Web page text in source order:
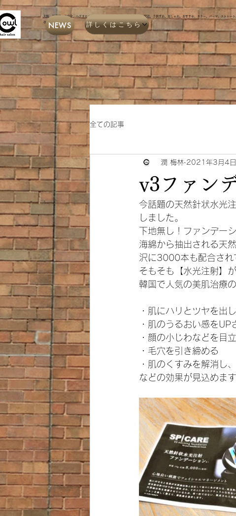
大阪、福島区、美容室、ヘアサロン、プライベートサロン、マンツーマン、駅近、子供ずれ、おしゃれ、おすすめ、カラー、パーマ、ストレート
改善、ヘッドスパ
NEWS 詳しくはこちら
全ての記事
v3ファン
潤 梅林 2021年3月4日
今話題の天然針状水光
しました。
下地無し！ファンデー
海綿から抽出される天
沢に3000本も配合され
そもそも【水光注射】
韓国で人気の美肌治療
・肌にハリとツヤを出
・肌のうるおい感を
・顔の小じわなどを目
・毛穴を引き締める
・肌のくすみを解消し
などの効果が見込めます